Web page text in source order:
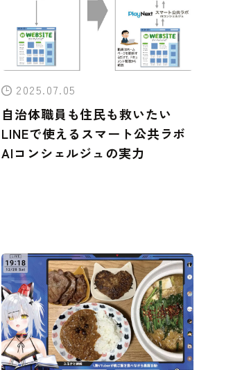
2025.07.05
自治体職員も住民も救いたい
LINEで使えるスマート公共ラボ
AIコンシェルジュの実力